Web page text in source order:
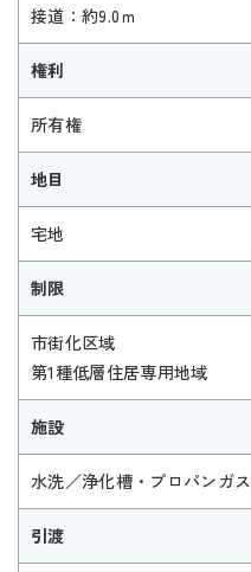
接道：約9.0ｍ
権利
所有権
地目
宅地
制限
市街化区域
第1種低層住居専用地域
施設
水洗／浄化槽・プロパンガス
引渡